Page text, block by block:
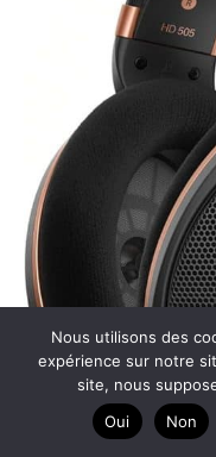
Nous utilisons des
expérience sur notre
site, nous
Oui
Non